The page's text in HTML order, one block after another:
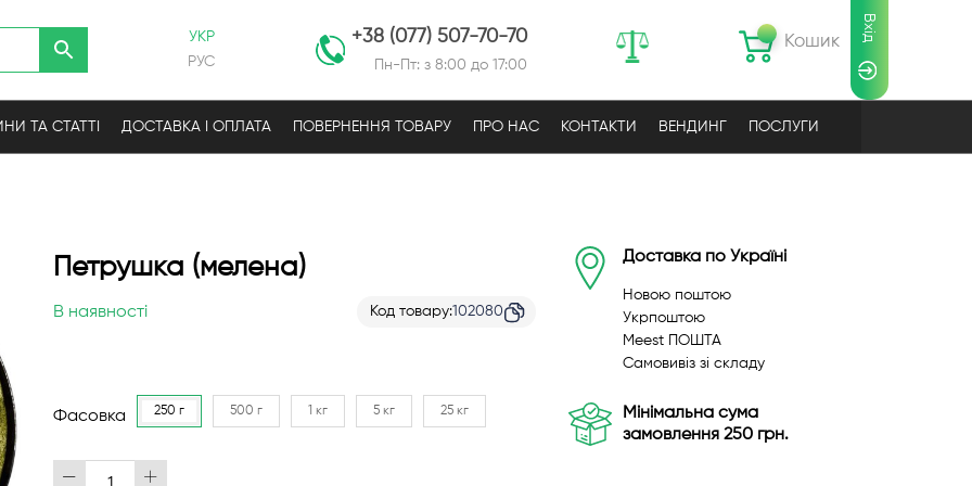
УКР
РУС
+38 (077) 507-70-70
Пн-Пт: з 8:00 до 17:00
Кошик Вхід
ТА СТАТТІ ДОСТАВКА І ОПЛАТА ПОВЕРНЕННЯ ТОВАРУ ПРО НАС КОНТАКТИ ВЕНДИНГ ПОСЛУГИ
Петрушка (мелена)
В наявності Код товару 102080
Фасовка 250 г 500 г 1 кг 5 кг 25 кг
Доставка по Україні
Новою поштою
Укрпоштою
Meest ПОШТА
Самовивіз зі складу
Мінімальна сума
замовлення 250 грн.